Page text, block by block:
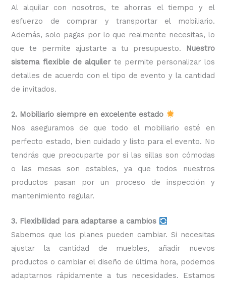
Al alquilar con nosotros, te ahorras el tiempo y el
esfuerzo de comprar y transportar el mobiliario.
Además, solo pagas por lo que realmente necesitas, lo
que te permite ajustarte a tu presupuesto.
Nuestro
sistema flexible de alquilerte permite personalizar los
detalles de acuerdo con el tipo de evento y la cantidad
de invitados.
2. Mobiliario siempre en excelente estado
Nos aseguramos de que todo el mobiliario esté en
perfecto estado, bien cuidado y listo para el evento. No
tendrás que preocuparte por si las sillas son cómodas
o las mesas son estables, ya que todos nuestros
productos pasan por un proceso de inspección y
mantenimiento regular.
3. Flexibilidad para adaptarse a cambios
Sabemos que los planes pueden cambiar. Si necesitas
ajustar la cantidad de muebles, añadir nuevos
productos o cambiar el diseño de última hora, podemos
adaptarnos rápidamente a tus necesidades. Estamos